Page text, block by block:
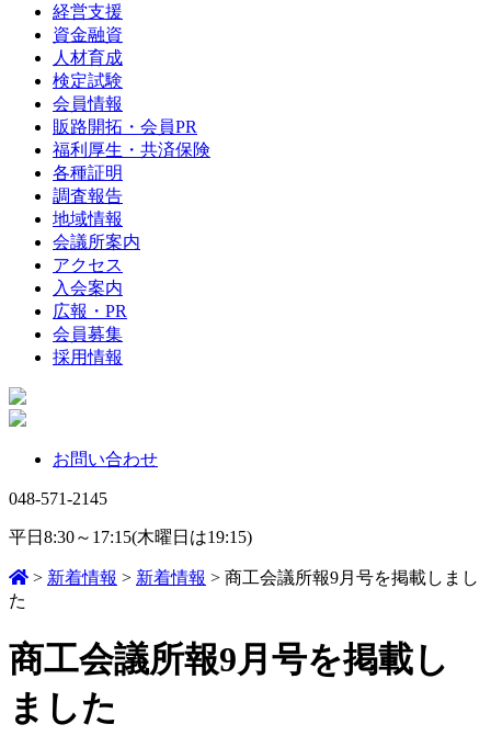
経営支援
資金融資
人材育成
検定試験
会員情報
販路開拓・会員PR
福利厚生・共済保険
各種証明
調査報告
地域情報
会議所案内
アクセス
入会案内
広報・PR
会員募集
採用情報
お問い合わせ
048-571-2145
平日8:30～17:15(木曜日は19:15)
> 新着情報 > 新着情報 > 商工会議所報9月号を掲載しまし
た
商工会議所報9月号を掲載し
ました